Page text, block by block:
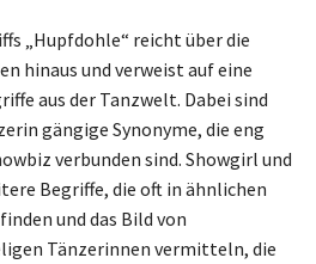
„Hupfdohle“ reicht über die
hinaus und verweist auf eine
aus der Tanzwelt. Dabei sind
gängige Synonyme, die eng
verbunden sind. Showgirl und
Begriffe, die oft in ähnlichen
und das Bild von
Tänzerinnen vermitteln, die